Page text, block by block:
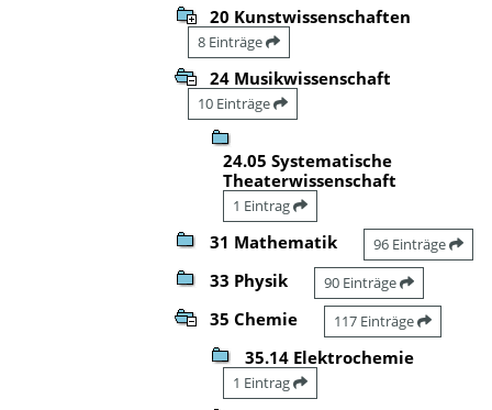
20 Kunstwissenschaften
8 Einträge
24 Musikwissenschaft
10 Einträge
24.05 Systematische
Theaterwissenschaft
1 Eintrag
31 Mathematik 96 Einträge
33 Physik 90 Einträge
35 Chemie 117 Einträge
35.14 Elektrochemie
1 Eintrag